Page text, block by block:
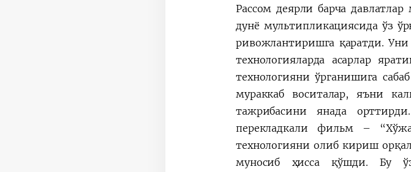
Рассом деярли барча
дунё мультипликациясида ўз
ривожлантиришга қаратди.
технологияларда асарлар
технологияни ўрганишига
мураккаб воситалар, яъни
тажрибасини янада орттирди.
перекладкали фильм –
технологияни олиб кириш
муносиб ҳисса қўшди.
Бу